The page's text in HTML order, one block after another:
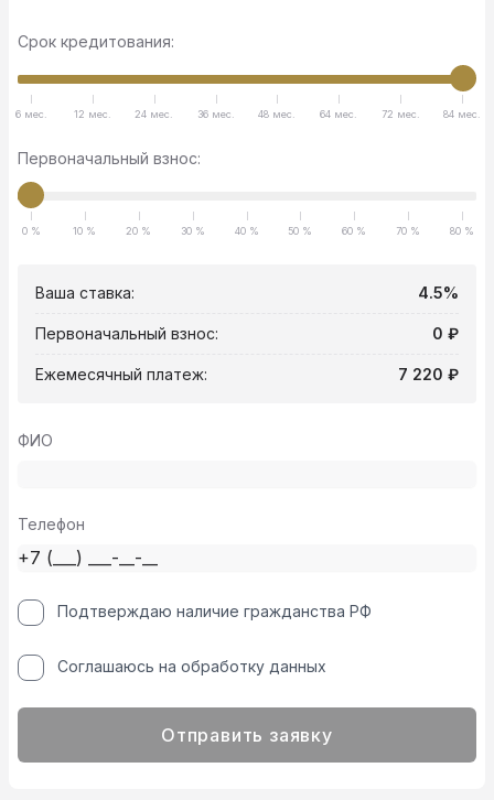
Срок кредитования:
6 мес. 12 мес. 24 мес. 36 мес. 48 мес. 64 мес. 72 мес. 84 мес.
Первоначальный взнос:
0 % 10 % 20 % 30 % 40 % 50 % 60 % 70 % 80 %
Ваша ставка: 4.5%
Первоначальный взнос: 0 ₽
Ежемесячный платеж: 7 220 ₽
ФИО
Телефон
Подтверждаю наличие гражданства РФ
Соглашаюсь на обработку данных
Отправить заявку